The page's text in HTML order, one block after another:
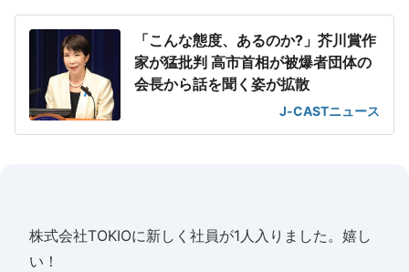
「こんな態度、あるのか?」芥川賞作
家が猛批判 高市首相が被爆者団体の
会長から話を聞く姿が拡散
J-CASTニュース
株式会社TOKIOに新しく社員が1人入りました。嬉し
い！